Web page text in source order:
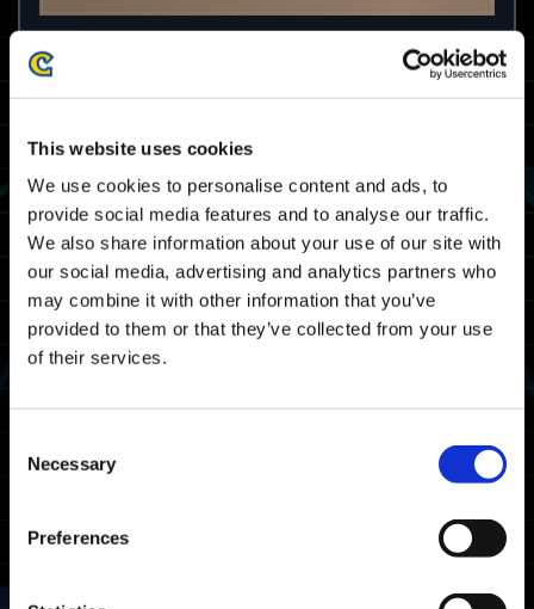
This website uses cookies
We use cookies to personalise content and ads, to
provide social media features and to analyse our traffic.
We also share information about your use of our site with
our social media, advertising and analytics partners who
may combine it with other information that you’ve
provided to them or that they’ve collected from your use
of their services.
Selection
Necessary
Preferences
انتهت صيانة المشكلة (المشكلات) المذكورة
أدناه.
شكرًا على سعة صدرك وتعاونك.
جدول الصيانة
ستتم صيانة Exoprimal في التاريخ والوقت
التاليين. لن تتمكن من لعب Exoprimal خلال
هذه الفترة.
20/08 2025 03:00 UTC ～ 20/08 2025 06:00
PDT
ملاحظة: التاريخ والوقت عرضة للتغيير.
المنصات المتأثرة
Xbox One